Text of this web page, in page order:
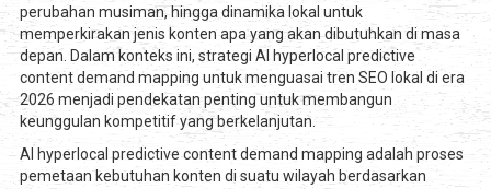
perubahan musiman, hingga dinamika lokal untuk
memperkirakan jenis konten apa yang akan dibutuhkan di masa
depan. Dalam konteks ini, strategi AI hyperlocal predictive
content demand mapping untuk menguasai tren SEO lokal di era
2026 menjadi pendekatan penting untuk membangun
keunggulan kompetitif yang berkelanjutan.
AI hyperlocal predictive content demand mapping adalah proses
pemetaan kebutuhan konten di suatu wilayah berdasarkan